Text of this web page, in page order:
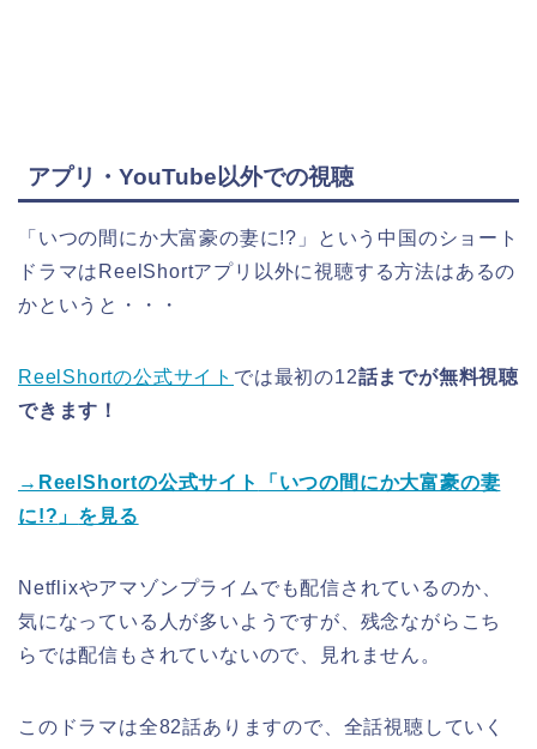
アプリ・YouTube以外での視聴
「いつの間にか大富豪の妻に!?」という中国のショート
ドラマはReelShortアプリ以外に視聴する方法はあるの
かというと・・・
ReelShortの公式サイト では最初の12話までが無料視聴
できます！
→ReelShortの公式サイト
「いつの間にか大富豪の妻
に!? 」 を見る
Netflixやアマゾンプライムでも配信されているのか、
気になっている人が多いようですが、残念ながらこち
らでは配信もされていないので、見れません。
このドラマは全82話ありますので、全話視聴していく